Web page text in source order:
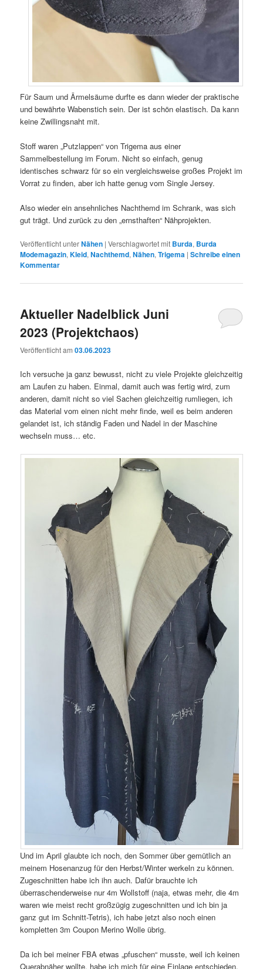
Für Saum und Ärmelsäume durfte es dann wieder der praktische
und bewährte Wabenstich sein. Der ist schön elastisch. Da kann
keine Zwillingsnaht mit.
Stoff waren „Putzlappen“ von Trigema aus einer
Sammelbestellung im Forum. Nicht so einfach, genug
identisches schwarz für so ein vergleichsweise großes Projekt im
Vorrat zu finden, aber ich hatte genug vom Single Jersey.
Also wieder ein ansehnliches Nachthemd im Schrank, was sich
gut trägt. Und zurück zu den „ernsthaften“ Nähprojekten.
Veröffentlicht unterNähen |Verschlagwortet mit Burda, Burda
Modemagazin,Kleid,Nachthemd,Nähen,Trigema |Schreibe einen
Kommentar
Aktueller Nadelblick Juni
2023 (Projektchaos)
Veröffentlicht am03.06.2023
Ich versuche ja ganz bewusst, nicht zu viele Projekte gleichzeitig
am Laufen zu haben. Einmal, damit auch was fertig wird, zum
anderen, damit nicht so viel Sachen gleichzeitig rumliegen, ich
das Material vom einen nicht mehr finde, weil es beim anderen
gelandet ist, ich ständig Faden und Nadel in der Maschine
wechseln muss… etc.
Und im April glaubte ich noch, den Sommer über gemütlich an
meinem Hosenanzug für den Herbst/Winter werkeln zu können.
Zugeschnitten habe ich ihn auch. Dafür brauchte ich
überraschenderweise nur 4m Wollstoff (naja, etwas mehr, die 4m
waren wie meist recht großzügig zugeschnitten und ich bin ja
ganz gut im Schnitt-Tetris), ich habe jetzt also noch einen
kompletten 3m Coupon Merino Wolle übrig.
Da ich bei meiner FBA etwas „pfuschen“ musste, weil ich keinen
Querabnäher wollte, habe ich mich für eine Einlage entschieden,